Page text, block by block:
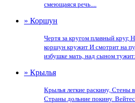
смеющаяся речь....
» Коршун
Чертя за кругом плавный круг,
коршун кружит И смотрит на
избушке мать, над сыном
» Крылья
Крылья легкие раскину, Стены
Страны дольние покину.